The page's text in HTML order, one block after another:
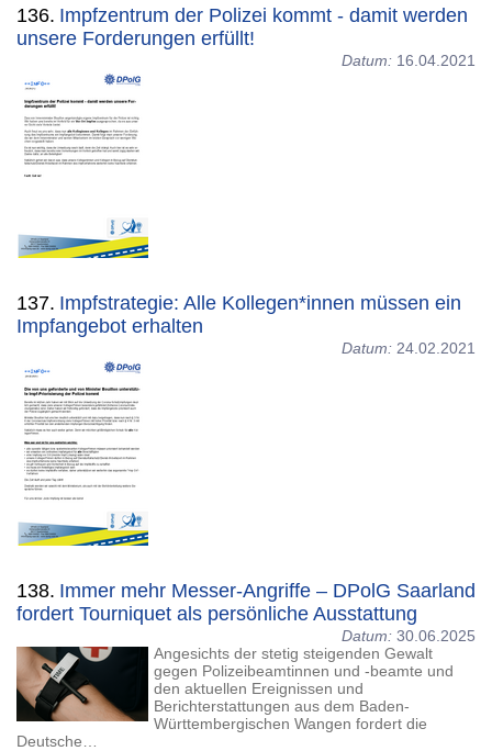
136. Impfzentrum der Polizei kommt - damit werden
unsere Forderungen erfüllt!
Datum: 16.04.2021
137. Impfstrategie: Alle Kollegen*innen müssen ein
Impfangebot erhalten
Datum: 24.02.2021
138. Immer mehr Messer-Angriffe – DPolG Saarland
fordert Tourniquet als persönliche Ausstattung
Datum: 30.06.2025
Angesichts der stetig steigenden Gewalt
gegen Polizeibeamtinnen und -beamte und
den aktuellen Ereignissen und
Berichterstattungen aus dem Baden-
Württembergischen Wangen fordert die
Deutsche…